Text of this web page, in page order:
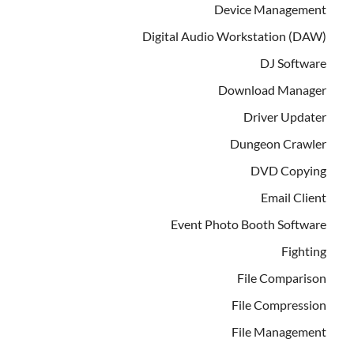
Device Management
Digital Audio Workstation (DAW)
DJ Software
Download Manager
Driver Updater
Dungeon Crawler
DVD Copying
Email Client
Event Photo Booth Software
Fighting
File Comparison
File Compression
File Management